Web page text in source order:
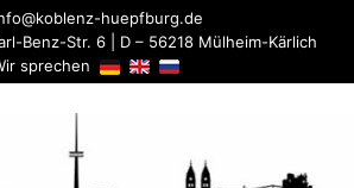
huepfburg.de
Benz-Str. 6 | D – 56218 Mülheim-Kärlich
sprechen